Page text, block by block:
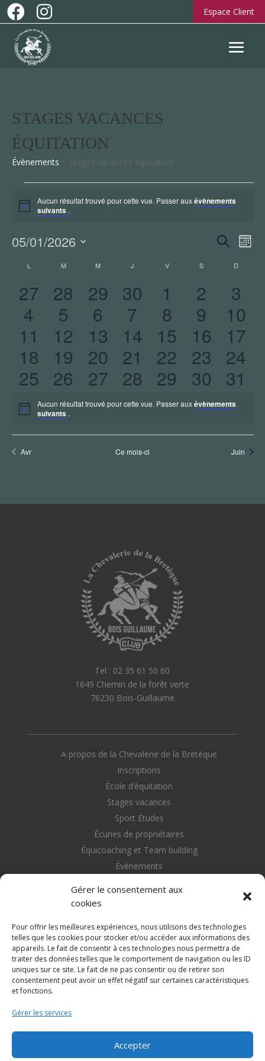
Gérer le consentement aux
cookies
Pour offrir les meilleures expériences, nous utilisons des technologies
telles que les cookies pour stocker et/ou accéder aux informations des
appareils. Le fait de consentir à ces technologies nous permettra de
traiter des données telles que le comportement de navigation ou les ID
uniques sur ce site. Le fait de ne pas consentir ou de retirer son
consentement peut avoir un effet négatif sur certaines caractéristiques
et fonctions.
Gérer les services
Accepter
  Espace Client
STAGES VACANCES
ÉQUITATION
Évènements Stages vacances équitation
Notice
Aucun résultat trouvé pour cette vue. Passer auxévènements
suivants .
VUES
Recherche
Mois
05/01/2026
CALENDRIER
DE
ÉVÈNEMENTS
L MMARDI M MERCREDI
J VVENDREDIS D
0
évènements
27
0
évènements
28
0
évènements
29
0
évènements
30
0
évènements
1
0
2
0
3
0
évènements
4
0
évènements
5
0
évènements
6
0
évènements
7
0
évènements
8
0
9
0
10
0
évènements
11
0
évènements
12
0
évènements
13
0
évènements
14
0
évènements
15
0
16
0
17
0
évènements
18
0
évènements
19
0
évènements
20
0
évènements
21
0
évènements
22
0
23
0
24
0
évènements
25
0
évènements
26
0
évènements
27
0
évènements
28
0
évènements
29
0
30
0
31
Notice
Aucun résultat trouvé pour cette vue. Passer auxévènements
suivants .
Avr Ce mois-ci Juin
Tel : 02 35 61 50 60
1649 Chemin de la forêt verte
76230 Bois-Guillaume
A propos de la Chevalerie de la Bretèque
Inscriptions
École d’équitation
Stages vacances
Sport Études
Écuries de propriétaires
Équicoaching et Team building
Évènements
Retrouvez nous sur les réseaux sociaux
 
Mentions légales
Conditions d’utilisation